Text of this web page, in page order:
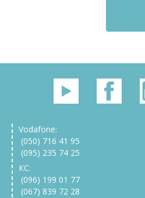
Vodafone:
(050) 716 41 95
(095) 235 74 25
КС:
(096) 199 01 77
(067) 839 72 28